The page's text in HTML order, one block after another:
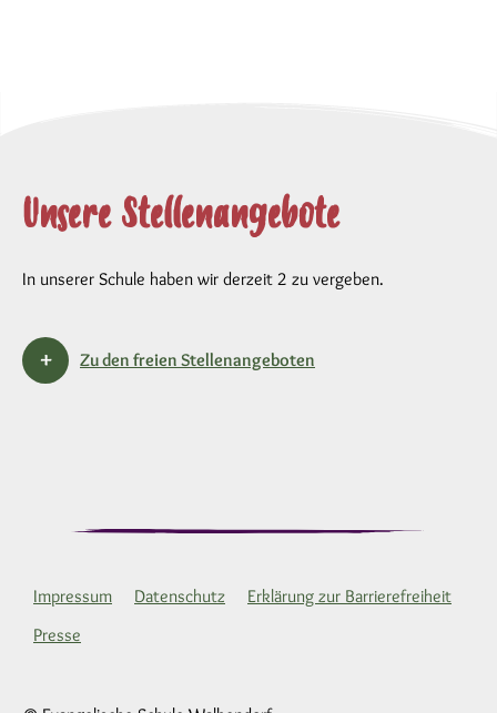
Unsere Stellenangebote
In unserer Schule haben wir derzeit 2 zu vergeben.
Zu den freien Stellenangeboten
Impressum Datenschutz
Erklärung zur Barrierefreiheit
Presse